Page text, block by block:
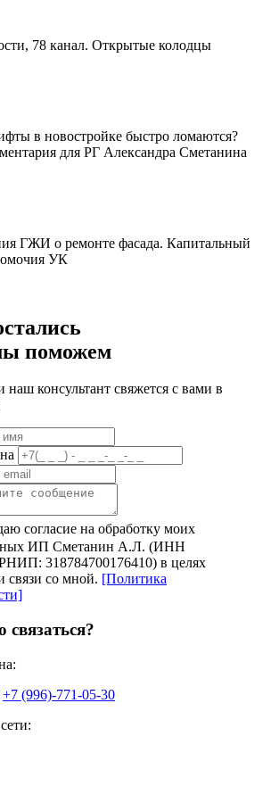
78 канал. Открытые колодцы
в новостройке быстро ломаются?
для РГ Александра Сметанина
ГЖИ о ремонте фасада. Капитальный
УК
поможем
консультант свяжется с вами в
согласие на обработку моих
ИП Сметанин А.Л. (ИНН
318784700176410) в целях
связи со мной. [Политика
+7 (996)-771-05-30